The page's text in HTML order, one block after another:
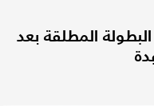
المطلقة بعد